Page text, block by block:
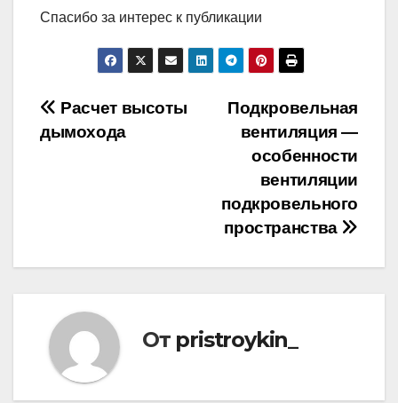
Спасибо за интерес к публикации
Навигация
по
Подкровельная
вентиляция —
особенности
вентиляции
подкровельного
пространства
Расчет высоты
дымохода
От pristroykin_